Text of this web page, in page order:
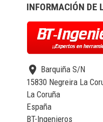
INFORMACIÓN DE
location_on Barquiña S/N
15830 Negreira La
La Coruña
España
BT-Ingenieros